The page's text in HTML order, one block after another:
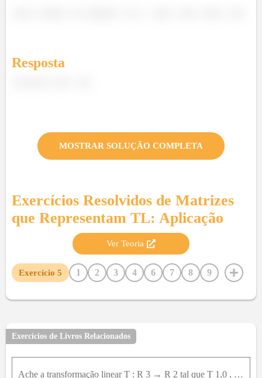
Resposta
MOSTRAR SOLUÇÃO COMPLETA
Exercícios Resolvidos de Matrizes
que Representam TL: Aplicação
Ver Teoria
Exercício 5 1 2 3 4 6 7 8 9
Exercícios de Livros Relacionados
Ache a transformação linear T : R 3 → R 2 tal que T 1,0 , 0 = ( 2,0 ) , T 0,1 , 0 = 1,1 e T 0,0 , 1 = ( 0 , - 1 ) .Encontre v de R 3 tal que T v = ( 3,2 ) .